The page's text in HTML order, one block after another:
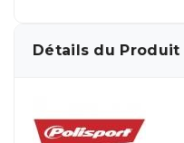
Détails du Produit